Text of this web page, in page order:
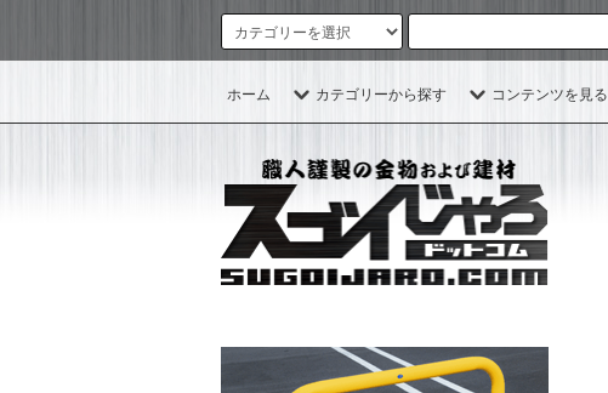
ホーム カテゴリーから探す コンテンツを見る